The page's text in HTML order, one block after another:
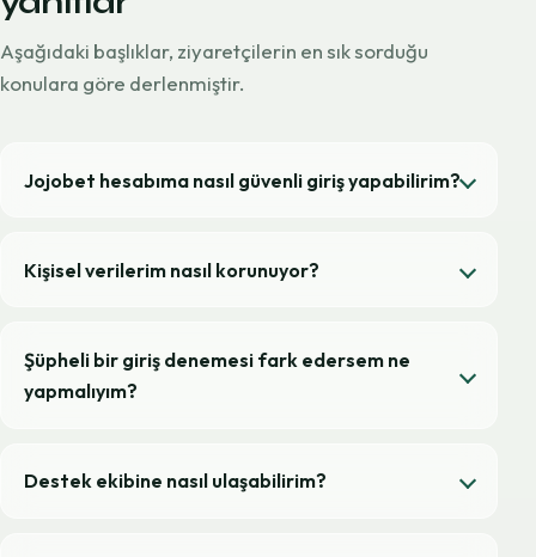
Aşağıdaki başlıklar, ziyaretçilerin en sık sorduğu
konulara göre derlenmiştir.
Jojobet hesabıma nasıl güvenli giriş yapabilirim?
Kişisel verilerim nasıl korunuyor?
Şüpheli bir giriş denemesi fark edersem ne
yapmalıyım?
Destek ekibine nasıl ulaşabilirim?